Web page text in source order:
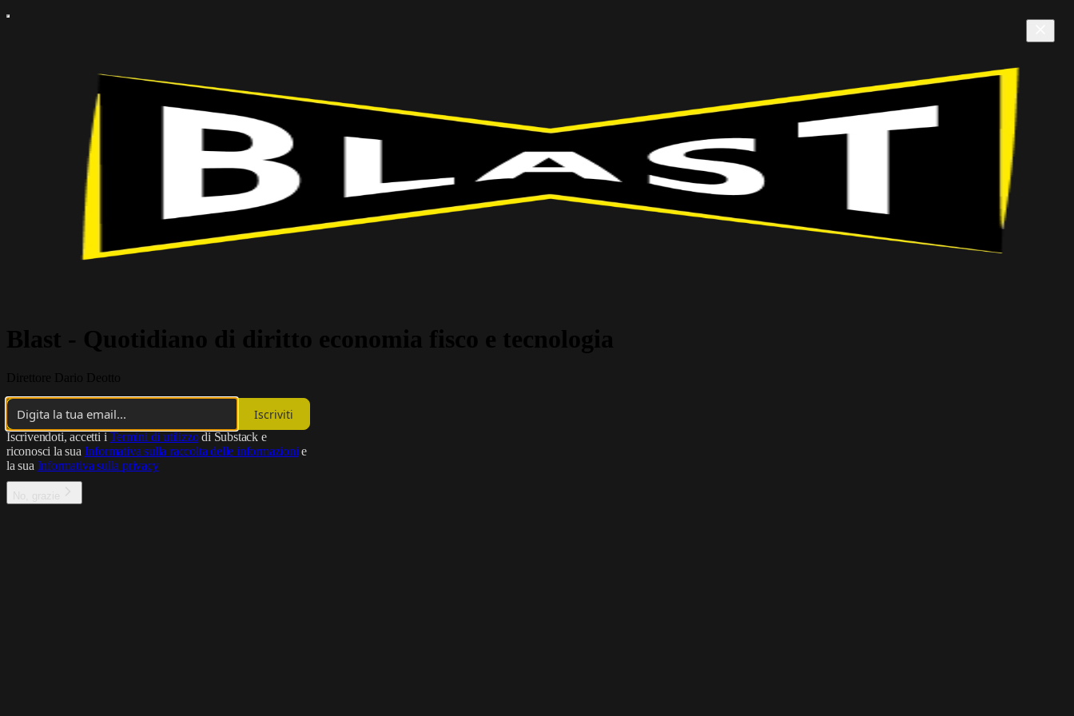
Iscriviti
Iscrivendoti, accetti iTermini di utilizzodi Substack e
riconosci la sua Informativa sulla raccolta delle informazioni e
la sua Informativa sulla privacy